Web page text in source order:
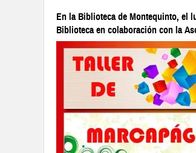
En la Biblioteca de Montequinto, el
Biblioteca en colaboración con la